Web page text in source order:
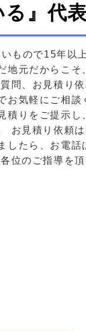
』代表
もので15年以
地元だからこ
問、お見積り
お気軽にご相
積りをご提示
お見積り依頼
したら、お電
位のご指導を